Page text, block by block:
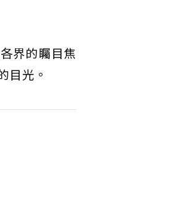
界的矚目焦
目光。